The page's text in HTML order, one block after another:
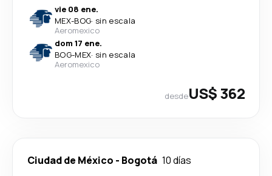
vie 08 ene.
MEX-BOG· sin escala
Aeromexico
dom 17 ene.
BOG-MEX· sin escala
Aeromexico
desdeUS$ 362
Ciudad de México - Bogotá 10 días